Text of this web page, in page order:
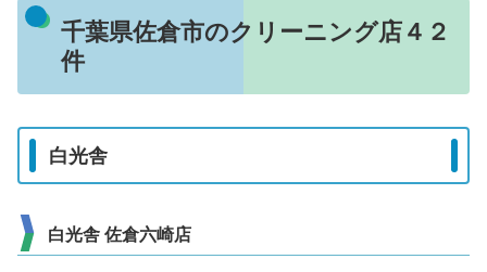
千葉県佐倉市のクリーニング店４２
件
白光舎
白光舎 佐倉六崎店